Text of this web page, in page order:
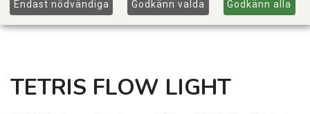
TETRIS FLOW LIGHT
Endast nödvändiga Godkänn valda Godkänn alla